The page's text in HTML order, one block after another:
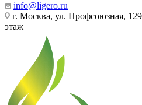
info@ligero.ru
г. Москва, ул. Профсоюзная,
этаж